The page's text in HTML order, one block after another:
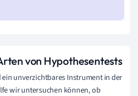
von Hypothesentests
unverzichtbares Instrument in der
wir untersuchen können, ob